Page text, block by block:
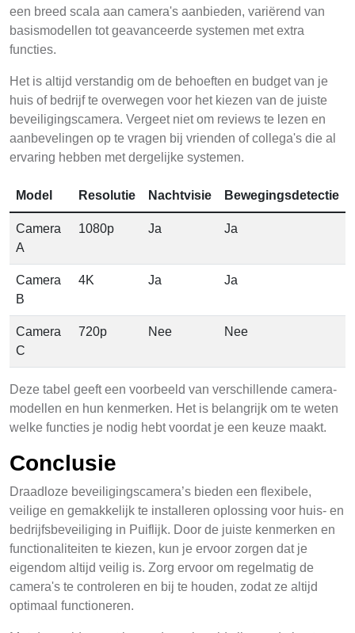
een breed scala aan camera's aanbieden, variërend van
basismodellen tot geavanceerde systemen met extra
functies.
Het is altijd verstandig om de behoeften en budget van je
huis of bedrijf te overwegen voor het kiezen van de juiste
beveiligingscamera. Vergeet niet om reviews te lezen en
aanbevelingen op te vragen bij vrienden of collega's die al
ervaring hebben met dergelijke systemen.
Model Resolutie Nachtvisie Bewegingsdetectie
Camera
A
1080p Ja Ja
Camera
B
4K Ja Ja
Camera
C
720p Nee Nee
Deze tabel geeft een voorbeeld van verschillende camera-
modellen en hun kenmerken. Het is belangrijk om te weten
welke functies je nodig hebt voordat je een keuze maakt.
Conclusie
Draadloze beveiligingscamera’s bieden een flexibele,
veilige en gemakkelijk te installeren oplossing voor huis- en
bedrijfsbeveiliging in Puiflijk. Door de juiste kenmerken en
functionaliteiten te kiezen, kun je ervoor zorgen dat je
eigendom altijd veilig is. Zorg ervoor om regelmatig de
camera's te controleren en bij te houden, zodat ze altijd
optimaal functioneren.